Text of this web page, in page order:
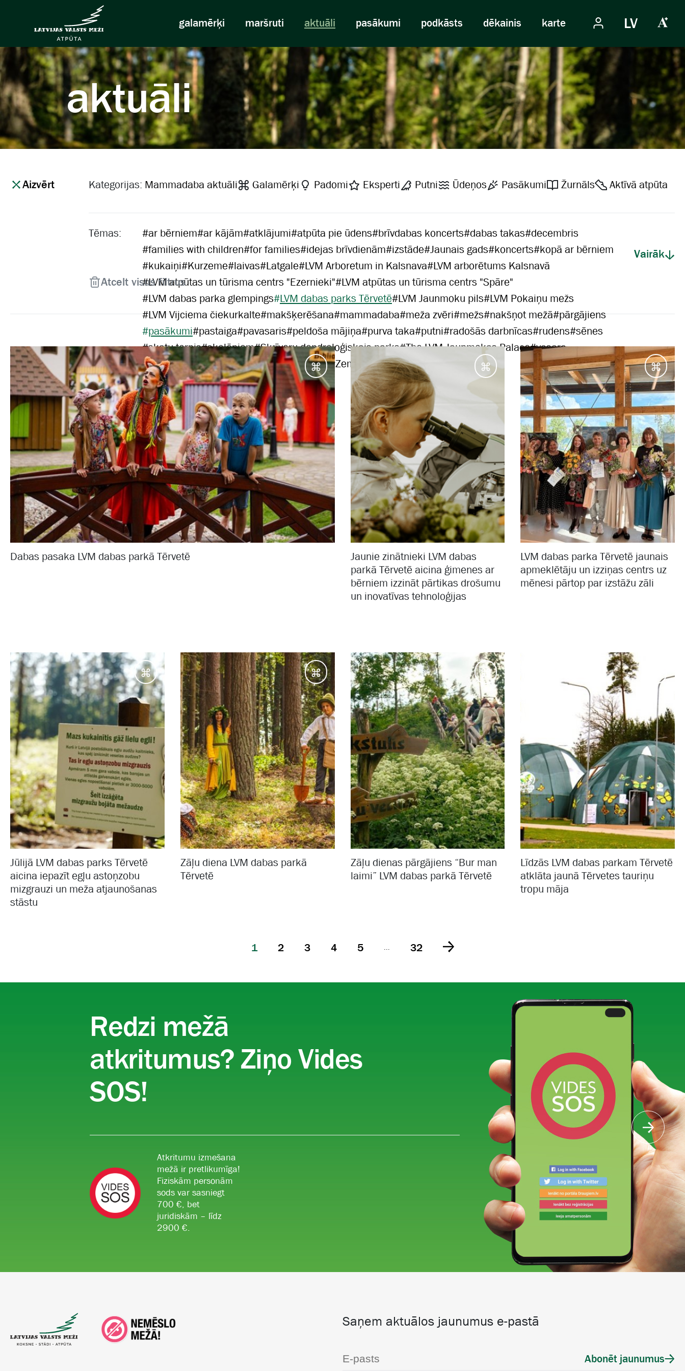
galamērķi maršruti aktuāli pasākumi podkāsts dēkainis karte LV
aktuāli
Aizvērt Kategorijas: Mammadaba aktuāli Galamērķi Padomi Eksperti Putni Ūdeņos Pasākumi Žurnāls Aktīvā atpūta
Tēmas: #ar bērniem#ar kājām#atklājumi#atpūta pie ūdens#brīvdabas koncerts#dabas takas#decembris
#families with children#for families#idejas brīvdienām#izstāde#Jaunais gads#koncerts#kopā ar bērniem
#kukaiņi#Kurzeme#laivas#Latgale#LVM Arboretum in Kalsnava#LVM arborētums Kalsnavā
#LVM atpūtas un tūrisma centrs "Ezernieki"#LVM atpūtas un tūrisma centrs "Spāre"
#LVM dabas parka glempings#LVM dabas parks Tērvetē#LVM Jaunmoku pils#LVM Pokaiņu mežs
#LVM Vijciema čiekurkalte#makšķerēšana#mammadaba#meža zvēri#mežs#nakšņot mežā#pārgājiens
#pasākumi#pastaiga#pavasaris#peldoša mājiņa#purva taka#putni#radošās darbnīcas#rudens#sēnes
#skatu tornis#skolēniem#Skrīveru dendroloģiskais parks#The LVM Jaunmokas Palace#vasara
#velobraucējiem#Vidzeme#vienas dienas#Zemgale#ziema
Vairāk
Atcelt visus filtrus
Galamērķi
Dabas pasaka LVM dabas parkā Tērvetē
Galamērķi
Jaunie zinātnieki LVM dabas
parkā Tērvetē aicina ģimenes ar
bērniem izzināt pārtikas drošumu
un inovatīvas tehnoloģijas
LVM dabas parka Tērvetē jaunais
apmeklētāju un izziņas centrs uz
mēnesi pārtop par izstāžu zāli
Galamērķi
Jūlijā LVM dabas parks Tērvetē
aicina iepazīt egļu astoņzobu
mizgrauzi un meža atjaunošanas
stāstu
Galamērķi
Zāļu diena LVM dabas parkā
Tērvetē
Galamērķi
Zāļu dienas pārgājiens “Bur man
laimi” LVM dabas parkā Tērvetē
Līdzās LVM dabas parkam Tērvetē
atklāta jaunā Tērvetes tauriņu
tropu māja
1 2 3 4 5 32
Redzi mežā
atkritumus? Ziņo Vides
SOS!
Atkritumu izmešana
mežā ir pretlikumīga!
Fiziskām personām
sods var sasniegt
700 €, bet
juridiskām – līdz
2900 €.
Saņem aktuālos jaunumus e-pastā
Abonēt jaunumus